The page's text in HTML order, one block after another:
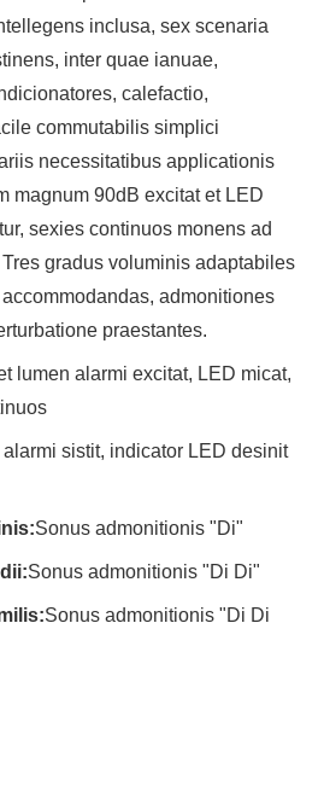
inclusa, sex scenaria
inter quae ianuae,
calefactio,
commutabilis simplici
necessitatibus applicationis
magnum 90dB excitat et LED
sexies continuos monens ad
gradus voluminis adaptabiles
admonitiones
praestantes.
lumen alarmi excitat, LED micat,
sistit, indicator LED desinit
Sonus admonitionis "Di"
Sonus admonitionis "Di Di"
Sonus admonitionis "Di Di